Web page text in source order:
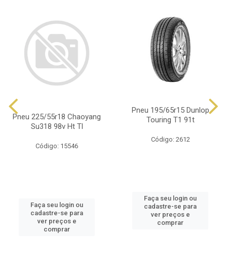
Pneu 225/55r18 Chaoyang
Su318 98v Ht Tl
Código: 15546
Faça seu login ou
cadastre-se para
ver preços e
comprar
Pneu 195/65r15 Dunlop
Touring T1 91t
Código: 2612
Faça seu login ou
cadastre-se para
ver preços e
comprar